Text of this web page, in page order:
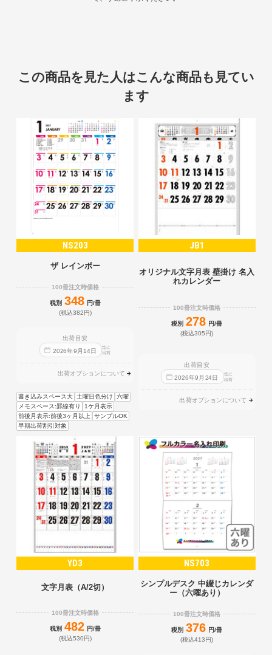
この商品を見た人はこんな商品も見てい
ます
NS203
ザ レインボー
100冊注文時価格
税別 348 円/冊
(税込382円)
出荷目安
2026年9 月 14日
迄に
出荷
出荷オプションについて
書き込みスペース大 土曜日色分け
六曜
メモスペース:罫線有り
1ケ月表示
前後月表示:前後3ヶ月以上
サンプルOK
早期出荷割引対象
JB1
オリジナル文字月表 壁掛け 名入
れカレンダー
100冊注文時価格
税別 278 円/冊
(税込305円)
出荷目安
2026年9 月 24日
迄に
出荷
出荷オプションについて
YD3
文字月表（A/2切）
100冊注文時価格
税別 482 円/冊
(税込530円)
NS703
シンプルデスク 中綴じカレンダ
ー（六曜あり）
100冊注文時価格
税別 376 円/冊
(税込413円)